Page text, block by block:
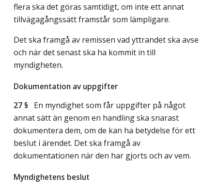
flera ska det göras samtidigt, om inte ett annat
tillvägagångssätt framstår som lämpligare.
Det ska framgå av remissen vad yttrandet ska avse
och när det senast ska ha kommit in till
myndigheten.
Dokumentation av uppgifter
27 § En myndighet som får uppgifter på något
annat sätt än genom en handling ska snarast
dokumentera dem, om de kan ha betydelse för ett
beslut i ärendet. Det ska framgå av
dokumentationen när den har gjorts och av vem.
Myndighetens beslut